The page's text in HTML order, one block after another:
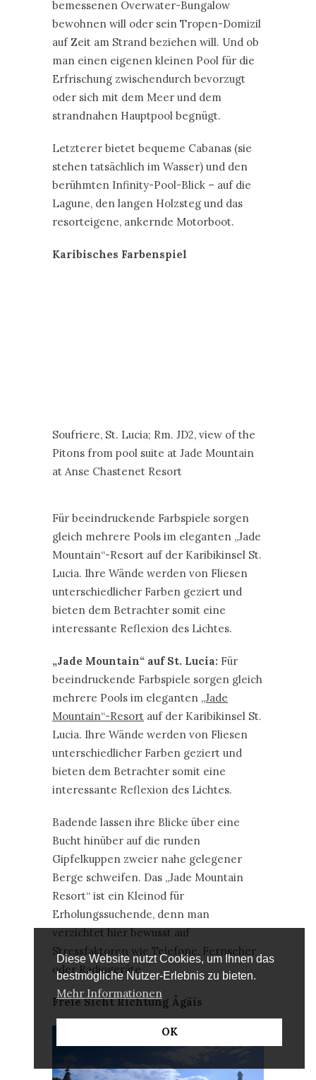
Letzterer bietet bequeme Cabanas (sie
stehen tatsächlich im Wasser) und den
berühmten Infinity-Pool-Blick – auf die
Lagune, den langen Holzsteg und das
resorteigene, ankernde Motorboot.
Soufriere, St. Lucia; Rm. JD2, view of the
Pitons from pool suite at Jade Mountain
„Jade Mountain“ auf St. Lucia:Für
beeindruckende Farbspiele sorgen gleich
Mountain“-Resortauf der Karibikinsel St.
Lucia. Ihre Wände werden von Fliesen
unterschiedlicher Farben geziert und
bieten dem Betrachter somit eine
interessante Reflexion des Lichtes.
Gipfelkuppen zweier nahe gelegener
Berge schweifen. Das „Jade Mountain
Resort“ ist ein Kleinod für
Erholungssuchende, denn man
verzichtet hier bewusst auf
Stressfaktoren wie Telefone, Fernseher
oder Radiogeräte.
Reisende müssen gar nicht so weit reisen,
um vom Pool aus spektakuläre Ausblicke zu
Diese Website nutzt Cookies, um Ihnen das
bestmögliche Nutzer-Erlebnis zu bieten.
Mehr Informationen
OK